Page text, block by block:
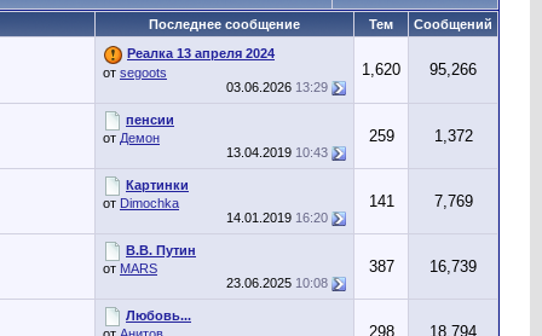
Последнее сообщение Тем Сообщений
Реалка 13 апреля 2024
от segoots
03.06.2026 13:29
1,620 95,266
пенсии
от Демон
13.04.2019 10:43
259 1,372
Картинки
от Dimochka
14.01.2019 16:20
141 7,769
В.В. Путин
от MARS
23.06.2025 10:08
387 16,739
Любовь...
298 18,794